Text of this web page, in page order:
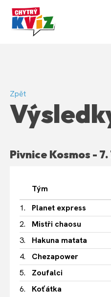
Zpět
Pivnice Kosmos -
Tým
1.
Planet express
2.
Mistři chaosu
3.
Hakuna matata
4.
Chezapower
5.
Zoufalci
6.
Koťátka